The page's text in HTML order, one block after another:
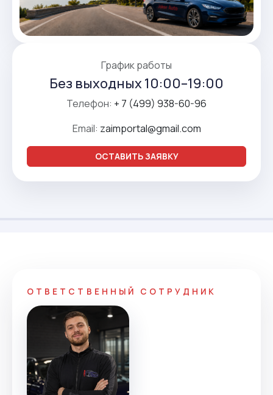
График работы
Без выходных 10:00–19:00
Телефон: + 7 (499) 938-60-96
Email: zaimportal@gmail.com
ОСТАВИТЬ ЗАЯВКУ
ОТВЕТСТВЕННЫЙ СОТРУДНИК